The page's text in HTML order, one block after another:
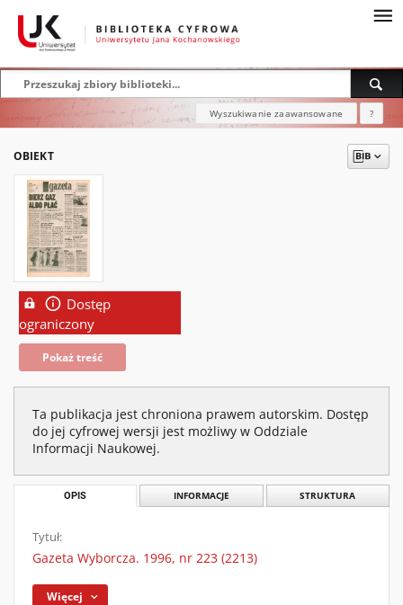
Wyszukiwanie zaawansowane ?
OBIEKT
Dostęp
ograniczony
Pokaż treść
Ta publikacja jest chroniona prawem autorskim. Dostęp
do jej cyfrowej wersji jest możliwy w Oddziale
Informacji Naukowej.
OPIS INFORMACJE STRUKTURA
Tytuł:
Gazeta Wyborcza. 1996, nr 223 (2213)
Więcej